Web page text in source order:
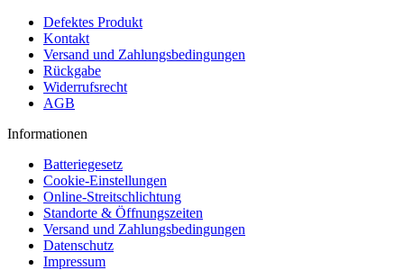
Defektes Produkt
Kontakt
Versand und Zahlungsbedingungen
Rückgabe
Widerrufsrecht
AGB
Informationen
Batteriegesetz
Cookie-Einstellungen
Online-Streitschlichtung
Standorte & Öffnungszeiten
Versand und Zahlungsbedingungen
Datenschutz
Impressum